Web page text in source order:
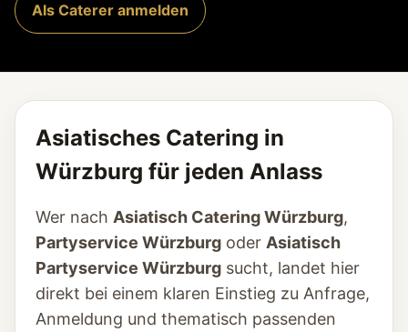
Als Caterer anmelden
Asiatisches Catering in
Würzburg für jeden Anlass
Wer nach Asiatisch Catering Würzburg,
Partyservice Würzburg oder Asiatisch
Partyservice Würzburg sucht, landet hier
direkt bei einem klaren Einstieg zu Anfrage,
Anmeldung und thematisch passenden